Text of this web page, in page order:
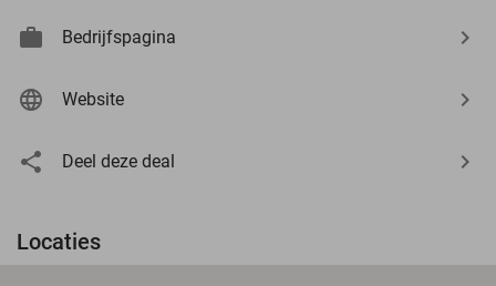
Bedrijfspagina
Website
Deel deze deal
Locaties